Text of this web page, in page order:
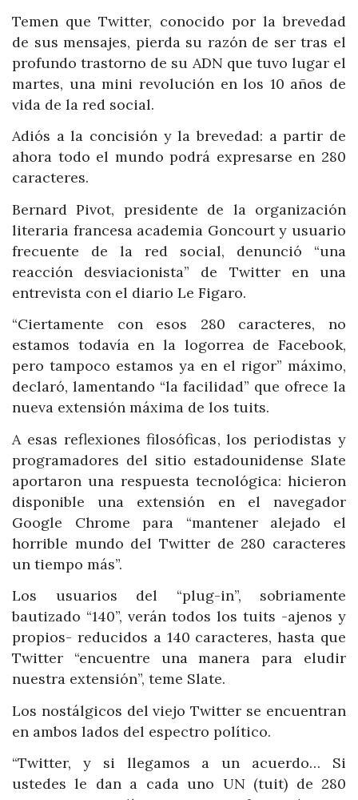
Temen que Twitter, conocido por la brevedad
de sus mensajes, pierda su razón de ser tras el
profundo trastorno de su ADN que tuvo lugar el
martes, una mini revolución en los 10 años de
vida de la red social.
Adiós a la concisión y la brevedad: a partir de
ahora todo el mundo podrá expresarse en 280
caracteres.
Bernard Pivot, presidente de la organización
literaria francesa academia Goncourt y usuario
frecuente de la red social, denunció “una
reacción desviacionista” de Twitter en una
entrevista con el diario Le Figaro.
“Ciertamente con esos 280 caracteres, no
estamos todavía en la logorrea de Facebook,
pero tampoco estamos ya en el rigor” máximo,
declaró, lamentando “la facilidad” que ofrece la
nueva extensión máxima de los tuits.
A esas reflexiones filosóficas, los periodistas y
programadores del sitio estadounidense Slate
aportaron una respuesta tecnológica: hicieron
disponible una extensión en el navegador
Google Chrome para “mantener alejado el
horrible mundo del Twitter de 280 caracteres
un tiempo más”.
Los usuarios del “plug-in”, sobriamente
bautizado “140”, verán todos los tuits -ajenos y
propios- reducidos a 140 caracteres, hasta que
Twitter “encuentre una manera para eludir
nuestra extensión”, teme Slate.
Los nostálgicos del viejo Twitter se encuentran
en ambos lados del espectro político.
“Twitter, y si llegamos a un acuerdo… Si
ustedes le dan a cada uno UN (tuit) de 280